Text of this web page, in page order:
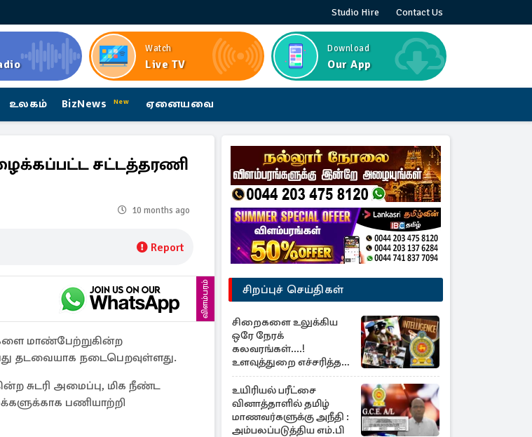
Studio Hire Contact Us
Watch
Live TV
Download
Our App
உலகம் BizNews New ஏனையவை
சட்டத்தரணி
10 months ago
Report
விளம்பரம்
மாண்பேற்றுகின்ற
தடவையாக நடைபெறவுள்ளது.
சுடரி அமைப்பு, மிக நீண்ட
பணியாற்றி
சிறப்புச் செய்திகள்
சிறைகளை உலுக்கிய
ஒரே நேரக்
கலவரங்கள்....!
உளவுத்துறை எச்சரித்த
பாரிய சதி அம்பலம்
உயிரியல் பரீட்சை
வினாத்தாளில் தமிழ்
மாணவர்களுக்கு அநீதி :
அம்பலப்படுத்திய எம்.பி